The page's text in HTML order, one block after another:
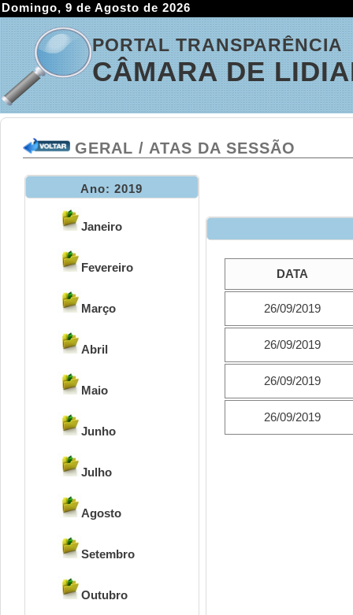
Domingo, 9 de Agosto de 2026
PORTAL TRANSPARÊNCIA
CÂMARA DE
GERAL / ATAS DA SESSÃO
Ano: 2019
Janeiro
Fevereiro
Março
Abril
Maio
Junho
Julho
Agosto
Setembro
Outubro
DATA
26/09/2019
26/09/2019
26/09/2019
26/09/2019